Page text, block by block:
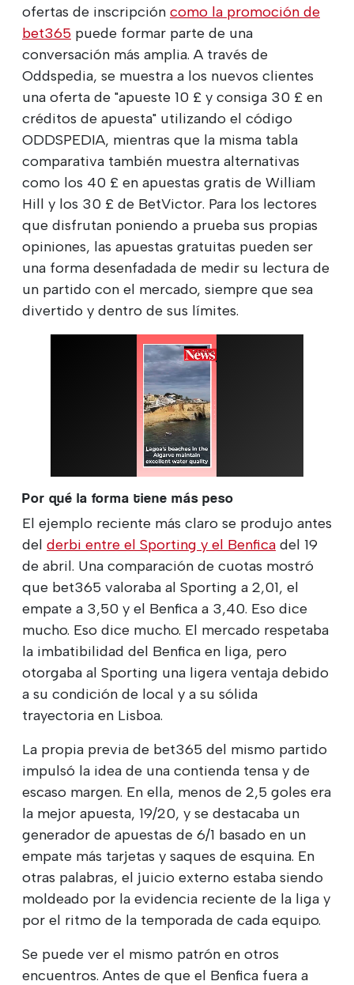
ofertas de inscripción como la promoción de
bet365 puede formar parte de una
conversación más amplia. A través de
Oddspedia, se muestra a los nuevos clientes
una oferta de "apueste 10 £ y consiga 30 £ en
créditos de apuesta" utilizando el código
ODDSPEDIA, mientras que la misma tabla
comparativa también muestra alternativas
como los 40 £ en apuestas gratis de William
Hill y los 30 £ de BetVictor. Para los lectores
que disfrutan poniendo a prueba sus propias
opiniones, las apuestas gratuitas pueden ser
una forma desenfadada de medir su lectura de
un partido con el mercado, siempre que sea
divertido y dentro de sus límites.
Por qué la forma tiene más peso
El ejemplo reciente más claro se produjo antes
del derbi entre el Sporting y el Benfica del 19
de abril. Una comparación de cuotas mostró
que bet365 valoraba al Sporting a 2,01, el
empate a 3,50 y el Benfica a 3,40. Eso dice
mucho. Eso dice mucho. El mercado respetaba
la imbatibilidad del Benfica en liga, pero
otorgaba al Sporting una ligera ventaja debido
a su condición de local y a su sólida
trayectoria en Lisboa.
La propia previa de bet365 del mismo partido
impulsó la idea de una contienda tensa y de
escaso margen. En ella, menos de 2,5 goles era
la mejor apuesta, 19/20, y se destacaba un
generador de apuestas de 6/1 basado en un
empate más tarjetas y saques de esquina. En
otras palabras, el juicio externo estaba siendo
moldeado por la evidencia reciente de la liga y
por el ritmo de la temporada de cada equipo.
Se puede ver el mismo patrón en otros
encuentros. Antes de que el Benfica fuera a